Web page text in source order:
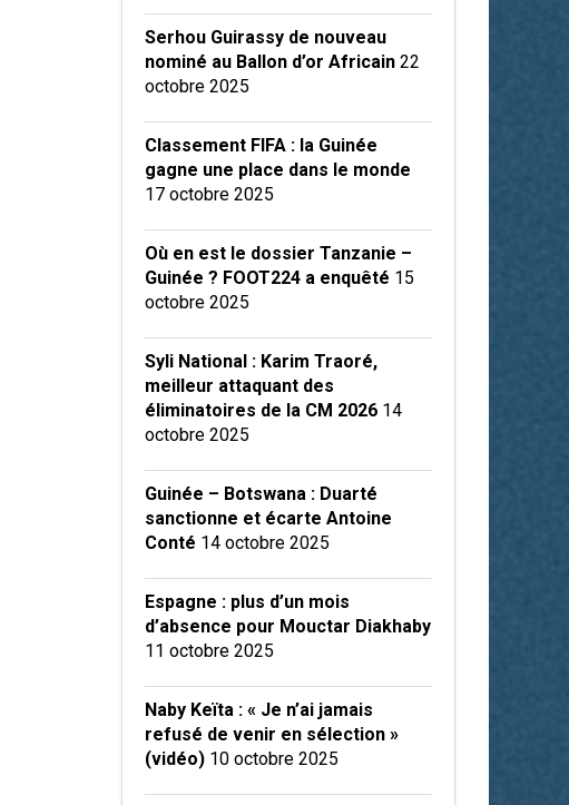
Serhou Guirassy de nouveau
nominé au Ballon d’or Africain 22
octobre 2025
Classement FIFA : la Guinée
gagne une place dans le monde
17 octobre 2025
Où en est le dossier Tanzanie –
Guinée ? FOOT224 a enquêté 15
octobre 2025
Syli National : Karim Traoré,
meilleur attaquant des
éliminatoires de la CM 2026 14
octobre 2025
Guinée – Botswana : Duarté
sanctionne et écarte Antoine
Conté 14 octobre 2025
Espagne : plus d’un mois
d’absence pour Mouctar Diakhaby
11 octobre 2025
Naby Keïta : « Je n’ai jamais
refusé de venir en sélection »
(vidéo) 10 octobre 2025